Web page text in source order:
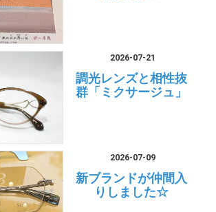
2026-07-21
調光レンズと相性抜
群「ミクサージュ」
2026-07-09
新ブランドが仲間入
りしました☆